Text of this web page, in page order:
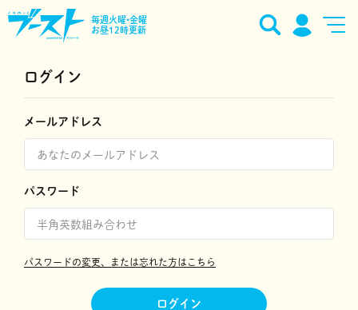
毎週火曜•金曜
お昼12時更新
ログイン
メールアドレス
パスワード
パスワードの変更、または忘れた方はこちら
ログイン